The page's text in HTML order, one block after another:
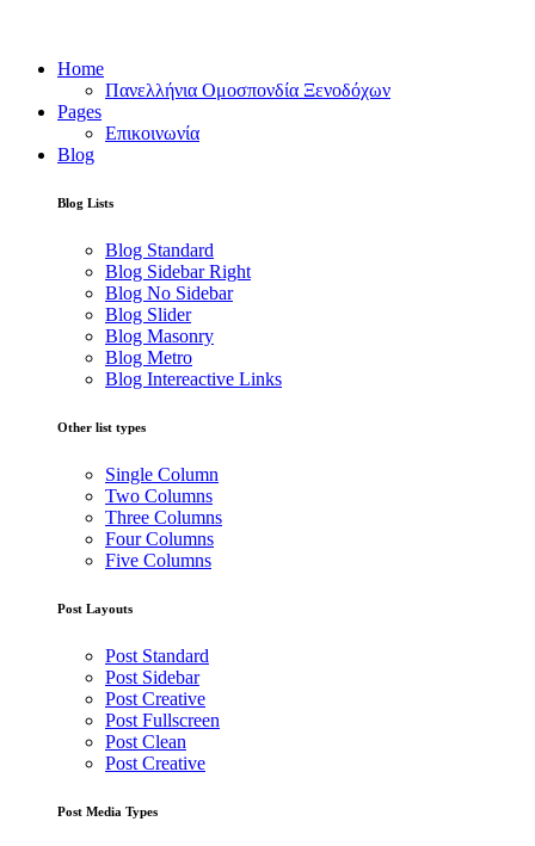
Home
Πανελλήνια Ομοσπονδία Ξενοδόχων
Pages
Επικοινωνία
Blog
Blog Lists
Blog Standard
Blog Sidebar Right
Blog No Sidebar
Blog Slider
Blog Masonry
Blog Metro
Blog Intereactive Links
Other list types
Single Column
Two Columns
Three Columns
Four Columns
Five Columns
Post Layouts
Post Standard
Post Sidebar
Post Creative
Post Fullscreen
Post Clean
Post Creative
Post Media Types